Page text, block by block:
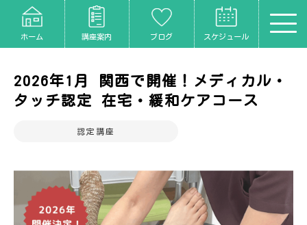
ホーム 講座案内 ブログ スケジュール
2026年1月 関西で開催！メディカル・
タッチ認定 在宅・緩和ケアコース
認定講座